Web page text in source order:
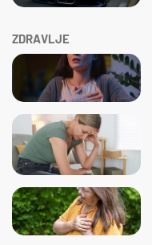
ZDRAVLJE